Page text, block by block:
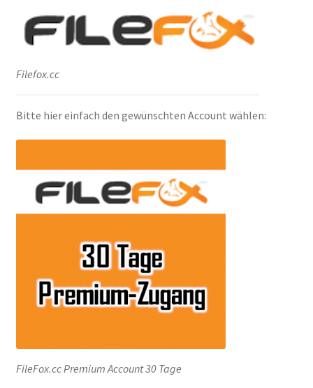
VipFile.cc
Ex-Load
FAQ – Häufige Fragen
Impressum
Kontakt
Widerrufsbelehrung
Filefox.cc
Bitte hier einfach den gewünschten Account wählen:
FileFox.cc Premium Account 30 Tage